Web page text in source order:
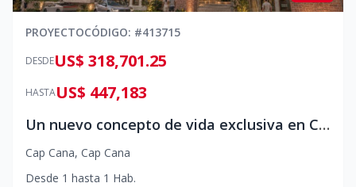
PROYECTOCÓDIGO: #413715
DESDEUS$ 318,701.25
HASTAUS$ 447,183
Un nuevo concepto de vida exclusiva en Cap Cana
Cap Cana, Cap Cana
Desde 1 hasta 1 Hab.